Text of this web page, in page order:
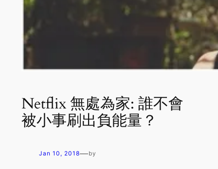
Netflix 無處為家: 誰不會
被小事刷出負能量？
Jan 10, 2018—by